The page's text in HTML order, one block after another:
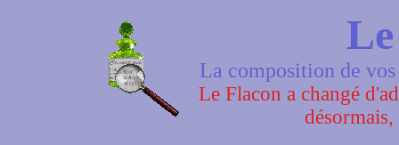
La composition de
Le Flacon a changé